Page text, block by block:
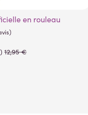
en rouleau
12,95 €